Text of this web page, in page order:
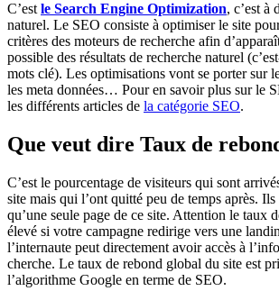
C’est le Search Engine Optimization, c’est à
naturel. Le SEO consiste à optimiser le site
critères des moteurs de recherche afin
possible des résultats de recherche naturel
mots clé). Les optimisations vont se porter sur
les meta données… Pour en savoir plus sur le
les différents articles de la catégorie SEO.
Que veut dire Taux de
C’est le pourcentage de visiteurs qui sont
site mais qui l’ont quitté peu de temps après.
qu’une seule page de ce site. Attention le taux
élevé si votre campagne redirige vers une
l’internaute peut directement avoir accès à
cherche. Le taux de rebond global du site est
l’algorithme Google en terme de SEO.